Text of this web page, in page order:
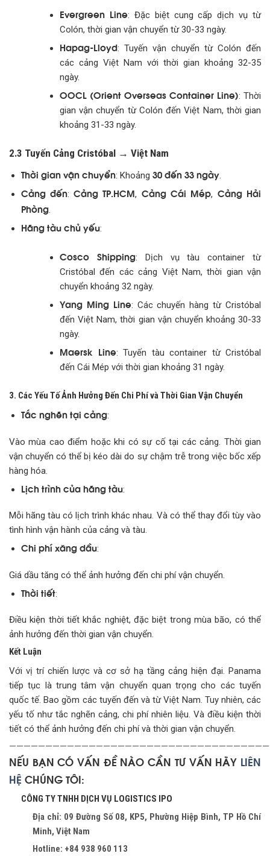
Evergreen Line: Đặc biệt cung cấp dịch vụ từ
Colón, thời gian vận chuyển từ 30-33 ngày.
Hapag-Lloyd: Tuyến vận chuyển từ Colón đến
các cảng Việt Nam với thời gian khoảng 32-35
ngày.
OOCL (Orient Overseas Container Line): Thời
gian vận chuyển từ Colón đến Việt Nam, thời gian
khoảng 31-33 ngày.
2.3 Tuyến Cảng Cristóbal → Việt Nam
Thời gian vận chuyển: Khoảng 30 đến 33 ngày.
Cảng đến:Cảng TP.HCM, Cảng Cái Mép, Cảng Hải
Phòng.
Hãng tàu chủ yếu:
Cosco Shipping: Dịch vụ tàu container từ
Cristóbal đến các cảng Việt Nam, thời gian vận
chuyển khoảng 32 ngày.
Yang Ming Line: Các chuyến hàng từ Cristóbal
đến Việt Nam, thời gian vận chuyển khoảng 30-33
ngày.
Maersk Line: Tuyến tàu container từ Cristóbal
đến Cái Mép với thời gian khoảng 31 ngày.
3. Các Yếu Tố Ảnh Hưởng Đến Chi Phí và Thời Gian Vận Chuyển
Tắc nghẽn tại cảng:
Vào mùa cao điểm hoặc khi có sự cố tại các cảng. Thời gian
vận chuyển có thể bị kéo dài do sự chậm trễ trong việc bốc xếp
hàng hóa.
Lịch trình của hãng tàu:
Mỗi hãng tàu có lịch trình khác nhau. Và có thể thay đổi tùy vào
tình hình vận hành của cảng và tàu.
Chi phí xăng dầu:
Giá dầu tăng có thể ảnh hưởng đến chi phí vận chuyển.
Thời tiết:
Điều kiện thời tiết khắc nghiệt, đặc biệt trong mùa bão, có thể
ảnh hưởng đến thời gian vận chuyển.
Kết Luận
Với vị trí chiến lược và cơ sở hạ tầng cảng hiện đại. Panama
tiếp tục là trung tâm vận chuyển quan trọng cho các tuyến
quốc tế. Bao gồm các tuyến đến và từ Việt Nam. Tuy nhiên, các
yếu tố như tắc nghẽn cảng, chi phí nhiên liệu. Và điều kiện thời
tiết có thể ảnh hưởng đến chi phí và thời gian vận chuyển.
NẾU BẠN CÓ VẤN ĐỀ NÀO CẦN TƯ VẤN HÃY LIÊN
HỆ CHÚNG TÔI:
CÔNG TY TNHH DỊCH VỤ LOGISTICS IPO
Địa chỉ: 09 Đường Số 08, KP5, Phường Hiệp Bình, TP Hồ Chí
Minh, Việt Nam
Hotline: +84 938 960 113